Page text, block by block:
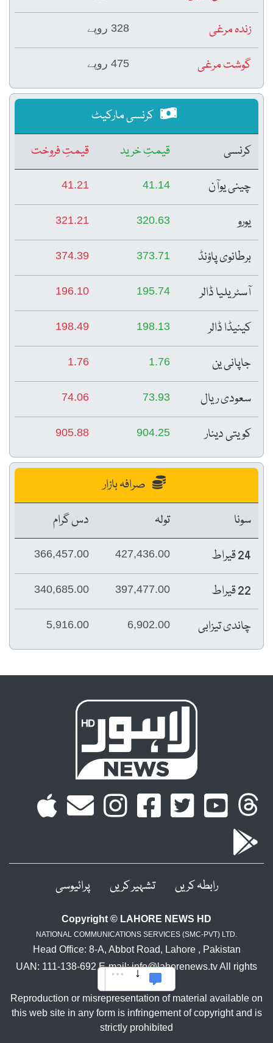
زندہ مرغی 328 روپے
گوشت مرغی 475 روپے
کرنسی مارکیٹ
کرنسی
قیمتِ خرید
قیمتِ فروخت
چینی یوآن
41.14
41.21
یورو 320.63
321.21
برطانوی پاؤنڈ 373.71
374.39
آسٹریلیا ڈالر 195.74
196.10
کینیڈا ڈالر 198.13
198.49
جاپانی ین 1.76
1.76
سعودی ریال 73.93
74.06
کویتی دینار 904.25
905.88
صرافہ بازار
سونا
تولہ
دس گرام
24 قیراط
427,436.00
366,457.00
22 قیراط 397,477.00
340,685.00
چاندی تیزابی 6,902.00
5,916.00
رابطہ کریں تشہیر کریں پرائیوسی
Copyright © LAHORE NEWS HD
NATIONAL COMMUNICATIONS SERVICES (SMC-PVT) LTD.
Head Office: 8-A, Abbot Road, Lahore , Pakistan
UAN: 111-138-692 E-mail: info@lahorenews.tv All rights
reserved.
Reproduction or misrepresentation of material available on
this web site in any form is infringement of copyright and is
strictly prohibited